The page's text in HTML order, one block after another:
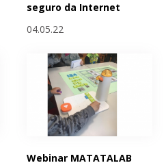
seguro da Internet
04.05.22
Webinar MATATALAB